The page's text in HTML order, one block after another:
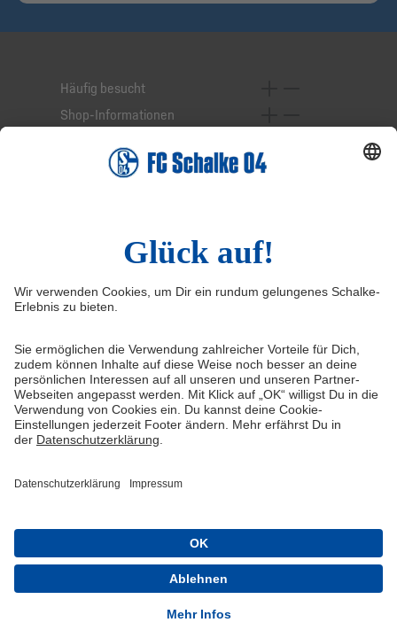
Häufig besucht
Shop-Informationen
Service-Hotline
Widerruf Vertrag widerrufen
AGB
Cookie-Einstellungen
Datenschutzerklärung Impressum